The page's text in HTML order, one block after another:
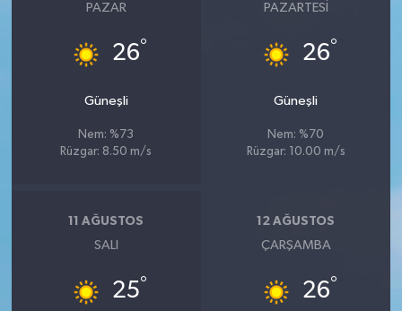
PAZAR
26°
Güneşli
Nem: %73
Rüzgar: 8.50 m/s
PAZARTESI
26°
Güneşli
Nem: %70
Rüzgar: 10.00 m/s
11 AĞUSTOS
SALI
25°
12 AĞUSTOS
ÇARŞAMBA
26°